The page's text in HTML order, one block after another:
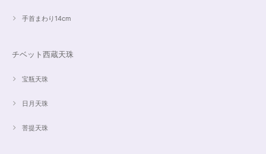
手首まわり14cm
チベット西蔵天珠
宝瓶天珠
日月天珠
菩提天珠